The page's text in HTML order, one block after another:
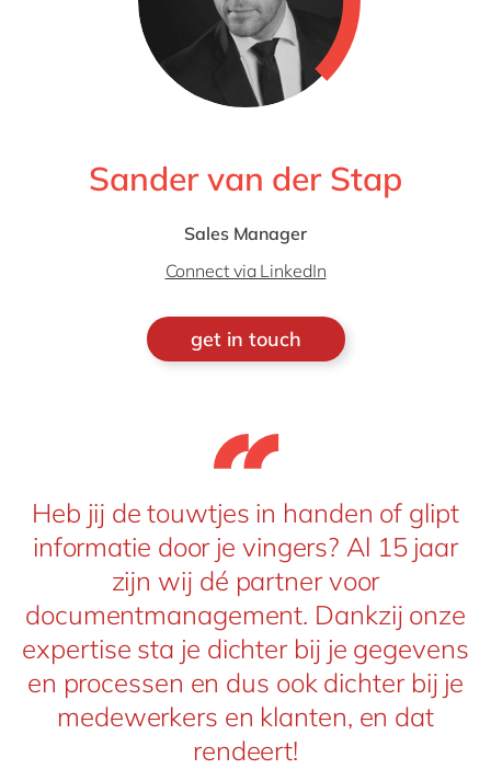
Sander van der Stap
Sales Manager
Connect via LinkedIn
get in touch
Heb jij de touwtjes in handen of glipt
informatie door je vingers? Al 15 jaar
zijn wij dé partner voor
documentmanagement. Dankzij onze
expertise sta je dichter bij je gegevens
en processen en dus ook dichter bij je
medewerkers en klanten, en dat
rendeert!